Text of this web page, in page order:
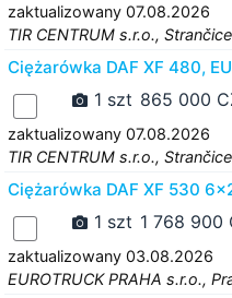
zaktualizowany 07.08.2026
TIR CENTRUM s.r.o., Strančice
Ciężarówka DAF XF 480,
1 szt 865 000
zaktualizowany 07.08.2026
TIR CENTRUM s.r.o., Strančice
Ciężarówka DAF XF 530
1 szt 1 768 900
zaktualizowany 03.08.2026
EUROTRUCK PRAHA s.r.o.,